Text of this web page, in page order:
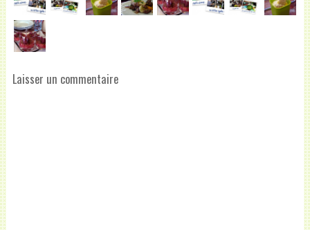
Laisser un commentaire